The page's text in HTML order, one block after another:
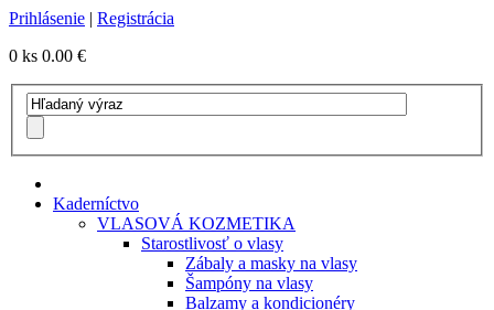
Prihlásenie | Registrácia
0 ks 0.00 €
Kaderníctvo
VLASOVÁ KOZMETIKA
Starostlivosť o vlasy
Zábaly a masky na vlasy
Šampóny na vlasy
Balzamy a kondicionéry